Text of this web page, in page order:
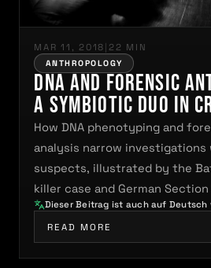
MAR 11, 2018 | 22 MIN
ANTHROPOLOGY
DNA and Forensic
A Symbiotic Duo in
How DNA phenotyping and
analysis narrow
suspects, illustrated by the
killer case and German Section
Dieser Beitrag ist auch auf Deutsch
READ MORE